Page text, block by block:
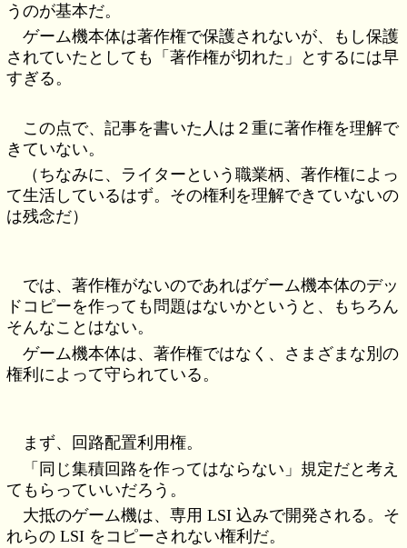
うのが基本だ。
ゲーム機本体は著作権で保護されないが、もし保護
されていたとしても「著作権が切れた」とするには早
すぎる。
この点で、記事を書いた人は２重に著作権を理解で
きていない。
（ちなみに、ライターという職業柄、著作権によっ
て生活しているはず。その権利を理解できていないの
は残念だ）
では、著作権がないのであればゲーム機本体のデッ
ドコピーを作っても問題はないかというと、もちろん
そんなことはない。
ゲーム機本体は、著作権ではなく、さまざまな別の
権利によって守られている。
まず、回路配置利用権。
「同じ集積回路を作ってはならない」規定だと考え
てもらっていいだろう。
大抵のゲーム機は、専用 LSI 込みで開発される。そ
れらの LSI をコピーされない権利だ。